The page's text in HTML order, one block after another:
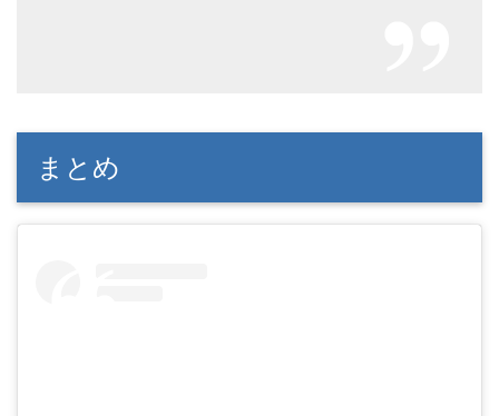
まとめ